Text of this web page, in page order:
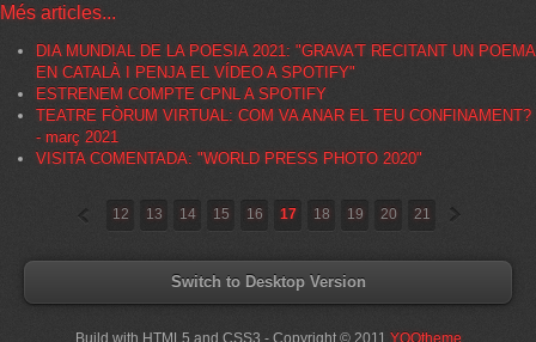
Més articles...
DIA MUNDIAL DE LA POESIA 2021: "GRAVA'T RECITANT UN POEMA
EN CATALÀ I PENJA EL VÍDEO A SPOTIFY"
ESTRENEM COMPTE CPNL A SPOTIFY
TEATRE FÒRUM VIRTUAL: COM VA ANAR EL TEU CONFINAMENT?
- març 2021
VISITA COMENTADA: "WORLD PRESS PHOTO 2020"
12 13 14 15 16 17 18 19 20 21
Switch to Desktop Version
Build with HTML5 and CSS3 - Copyright © 2011 YOOtheme